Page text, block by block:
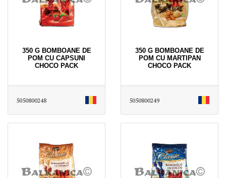
350 G BOMBOANE DE
POM CU CAPSUNI
CHOCO PACK
5050800248
350 G BOMBOANE DE
POM CU MARTIPAN
CHOCO PACK
5050800249